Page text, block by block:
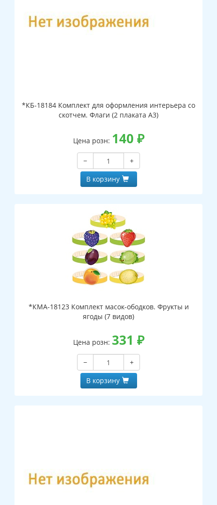
*КБ-18184 Комплект для оформления интерьера со
скотчем. Флаги (2 плаката А3)
Цена розн: 140 ₽
−
+
В корзину
*КМА-18123 Комплект масок-ободков. Фрукты и
ягоды (7 видов)
Цена розн: 331 ₽
−
+
В корзину